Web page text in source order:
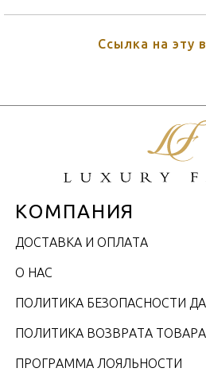
Ссылка на эту
КОМПАНИЯ
ДОСТАВКА И ОПЛАТА
О НАС
ПОЛИТИКА БЕЗОПАСНОСТИ
ПОЛИТИКА ВОЗВРАТА
ПРОГРАММА ЛОЯЛЬНОСТИ